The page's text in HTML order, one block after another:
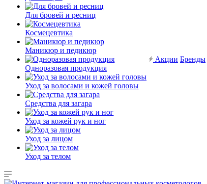
Для бровей и ресниц
Космецевтика
Маникюр и педикюр
Одноразовая продукция
Уход за волосами и кожей головы
Средства для загара
Уход за кожей рук и ног
Уход за лицом
Уход за телом
Акции Бренды